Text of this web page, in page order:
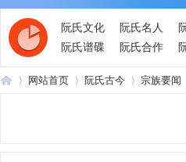
阮氏文化 阮氏名人
阮氏谱碟
阮氏合作
网站首页 阮氏古今 宗族要闻